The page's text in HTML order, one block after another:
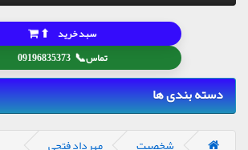
تماس📞
09196835373
سبد خرید ⬆
دسته بندی ها
شخصیت مهرداد فتحی